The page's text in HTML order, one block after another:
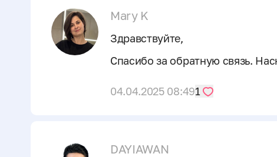
Mary K
Здравствуйте,
Спасибо за обратную связь.
04.04.2025 08:491
DAYIAWAN